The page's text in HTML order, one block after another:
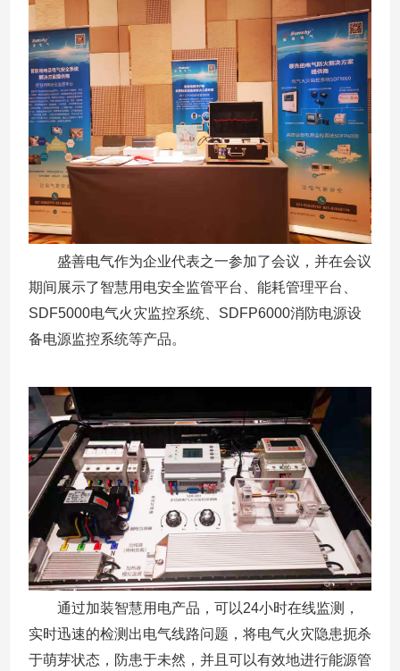
盛善电气作为企业代表之一参加了会议，并在会议
期间展示了智慧用电安全监管平台、能耗管理平台、
SDF5000电气火灾监控系统、SDFP6000消防电源设
备电源监控系统等产品。
通过加装智慧用电产品，可以24小时在线监测，
实时迅速的检测出电气线路问题，将电气火灾隐患扼杀
于萌芽状态，防患于未然，并且可以有效地进行能源管